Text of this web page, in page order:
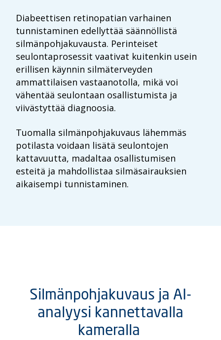
Diabeettisen retinopatian varhainen
tunnistaminen edellyttää säännöllistä
silmänpohjakuvausta. Perinteiset
seulontaprosessit vaativat kuitenkin usein
erillisen käynnin silmäterveyden
ammattilaisen vastaanotolla, mikä voi
vähentää seulontaan osallistumista ja
viivästyttää diagnoosia.
Tuomalla silmänpohjakuvaus lähemmäs
potilasta voidaan lisätä seulontojen
kattavuutta, madaltaa osallistumisen
esteitä ja mahdollistaa silmäsairauksien
aikaisempi tunnistaminen.
Silmänpohjakuvaus ja AI-
analyysi kannettavalla
kameralla